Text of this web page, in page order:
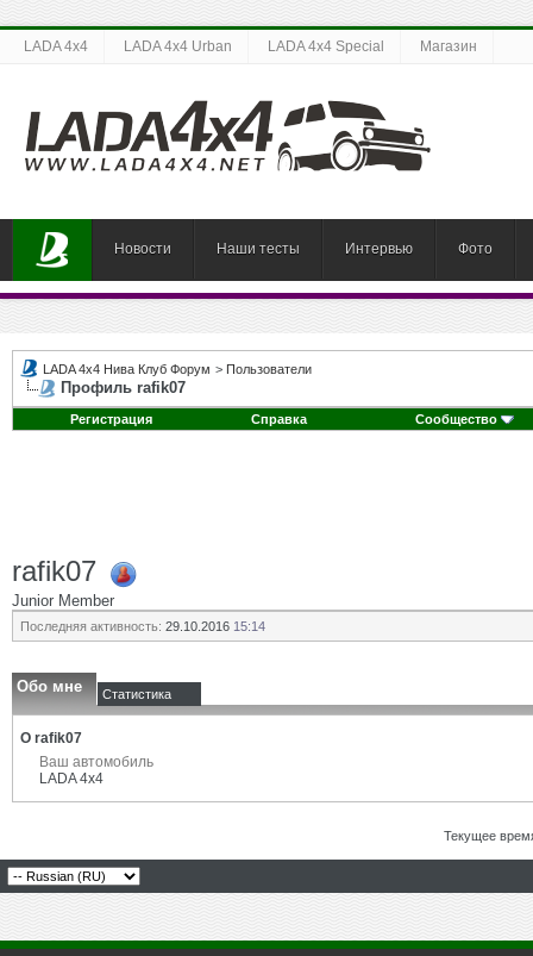
LADA 4x4 LADA 4x4 Urban LADA 4x4 Special Магазин
Новости Наши тесты Интервью Фото
LADA 4x4 Нива Клуб Форум > Пользователи
Профиль rafik07
Регистрация Справка Сообщество
rafik07
Junior Member
Последняя активность: 29.10.2016 15:14
Обо мне Статистика
О rafik07
Ваш автомобиль
LADA 4x4
Текущее